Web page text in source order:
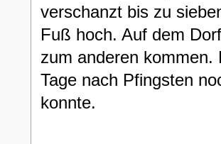
verschanzt bis zu
Fuß hoch. Auf dem
zum anderen
Tage nach Pfingsten
konnte.